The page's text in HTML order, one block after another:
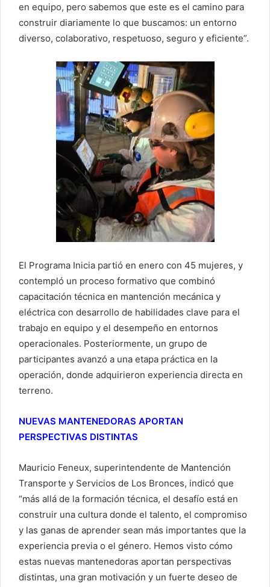
en equipo, pero sabemos que este es el camino para
construir diariamente lo que buscamos: un entorno
diverso, colaborativo, respetuoso, seguro y eficiente”.
El Programa Inicia partió en enero con 45 mujeres, y
contempló un proceso formativo que combinó
capacitación técnica en mantención mecánica y
eléctrica con desarrollo de habilidades clave para el
trabajo en equipo y el desempeño en entornos
operacionales. Posteriormente, un grupo de
participantes avanzó a una etapa práctica en la
operación, donde adquirieron experiencia directa en
terreno.
NUEVAS MANTENEDORAS APORTAN
PERSPECTIVAS DISTINTAS
Mauricio Feneux, superintendente de Mantención
Transporte y Servicios de Los Bronces, indicó que
“más allá de la formación técnica, el desafío está en
construir una cultura donde el talento, el compromiso
y las ganas de aprender sean más importantes que la
experiencia previa o el género. Hemos visto cómo
estas nuevas mantenedoras aportan perspectivas
distintas, una gran motivación y un fuerte deseo de